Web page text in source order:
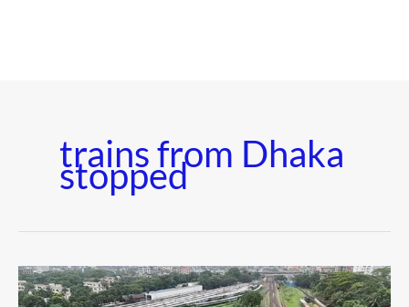
trains from Dhaka
stopped
মহখালীতে
রেললাইন